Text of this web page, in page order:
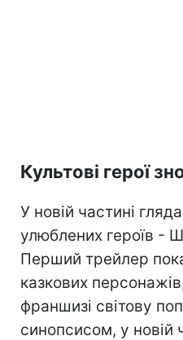
Культові герої
У новій частині
улюблених героїв -
Перший трейлер
казкових
франшизі світову
синопсисом, у новій